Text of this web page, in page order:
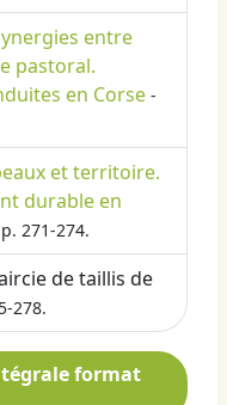
entre
pastoral.
en Corse -
et territoire.
durable en
271-274.
de taillis de
278.
format